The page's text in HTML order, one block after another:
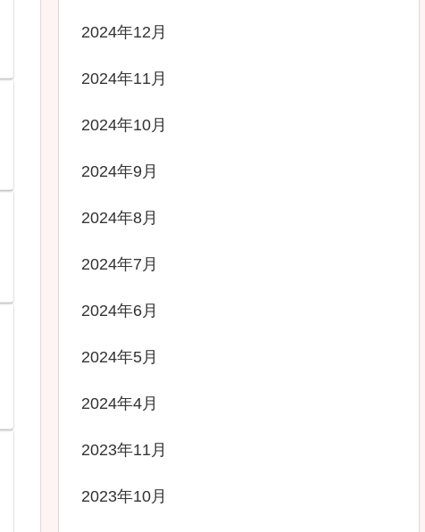
2024年12月
2024年11月
2024年10月
2024年9月
2024年8月
2024年7月
2024年6月
2024年5月
2024年4月
2023年11月
2023年10月